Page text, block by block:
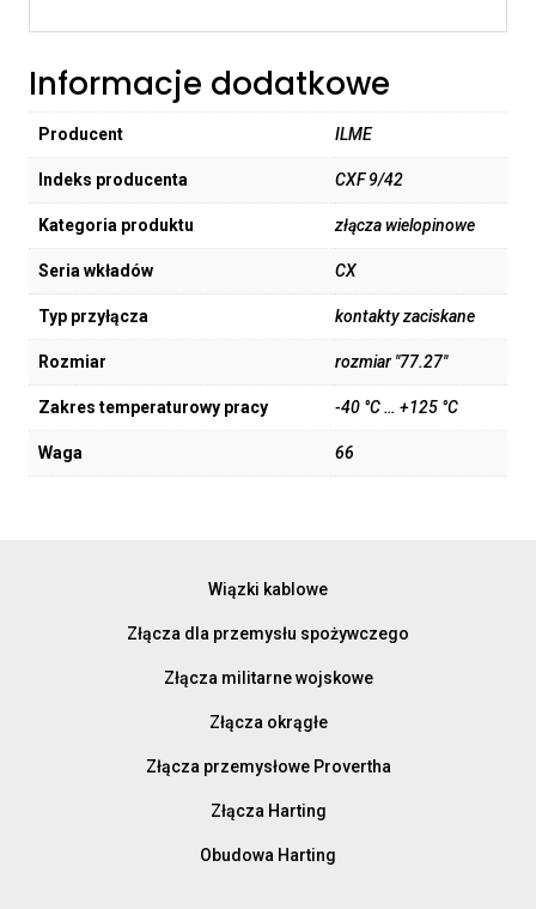
Informacje dodatkowe
Producent ILME
Indeks producenta CXF 9/42
Kategoria produktu złącza wielopinowe
Seria wkładów CX
Typ przyłącza kontakty zaciskane
Rozmiar rozmiar "77.27"
Zakres temperaturowy pracy -40 °C … +125 °C
Waga 66
Wiązki kablowe
Złącza dla przemysłu spożywczego
Złącza militarne wojskowe
Złącza okrągłe
Złącza przemysłowe Provertha
Złącza Harting
Obudowa Harting